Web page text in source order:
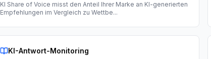
KI Share of Voice misst den Anteil Ihrer Marke an KI-generierten
Empfehlungen im Vergleich zu Wettbe...
KI-Antwort-Monitoring